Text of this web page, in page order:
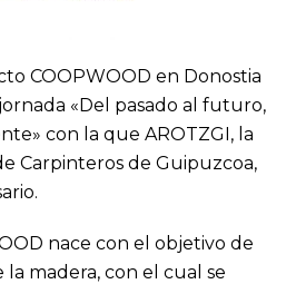
COOPWOOD en Donostia
«Del pasado al futuro,
con la que AROTZGI, la
Carpinteros de Guipuzcoa,
nace con el objetivo de
madera, con el cual se